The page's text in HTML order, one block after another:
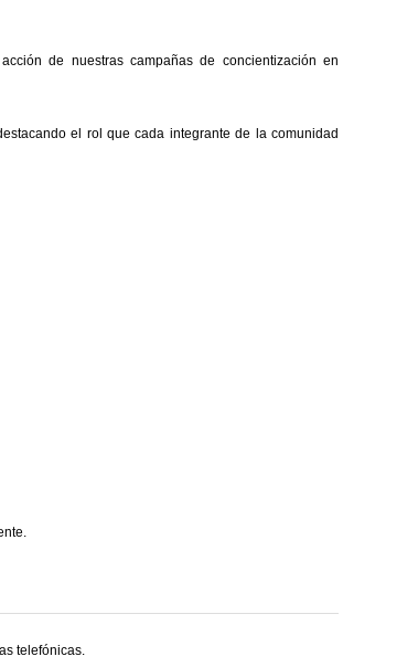
de nuestras campañas de concientización en
el rol que cada integrante de la comunidad
telefónicas.